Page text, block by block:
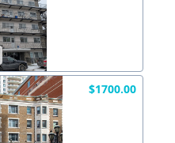
$1700.00